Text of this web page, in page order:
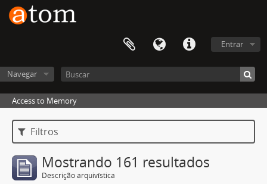
Entrar
Navegar
Access to Memory
Filtros
Mostrando 161 resultados
Descrição arquivística